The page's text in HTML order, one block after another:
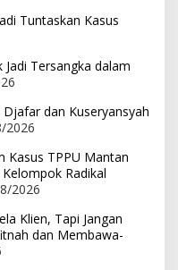
Tuntaskan Kasus
Jadi Tersangka dalam
dan Kuseryansyah
2026
Kasus TPPU Mantan
Radikal
2026
Klien, Tapi Jangan
dan Membawa-